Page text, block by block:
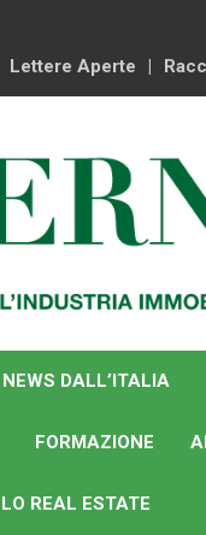
Lettere Aperte
NEWS DALL’ITALIA
FORMAZIONE
REAL ESTATE